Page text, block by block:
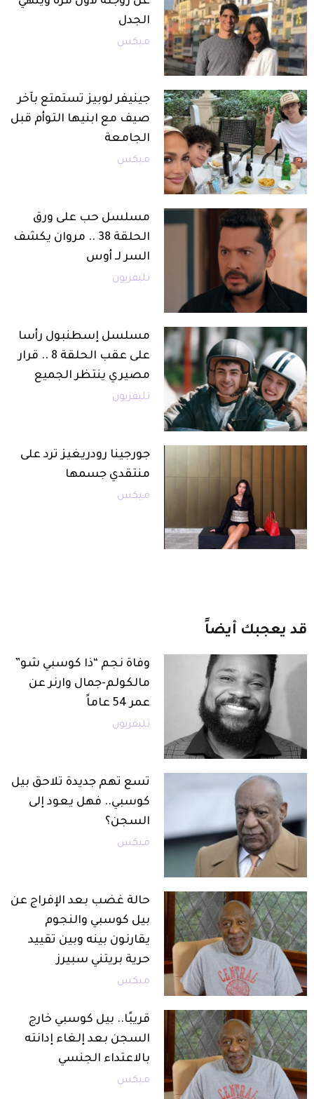
الجدل
ميكس
جينيفر لوبيز تستمتع بآخر
صيف مع ابنيها التوأم قبل
الجامعة
ميكس
مسلسل حب على ورق
الحلقة 38 .. مروان يكشف
السر لـ أوس
تليفزيون
مسلسل إسطنبول رأسا
على عقب الحلقة 8 .. قرار
مصيري ينتظر الجميع
تليفزيون
جورجينا رودريغيز ترد على
منتقدي جسمها
ميكس
قد يعجبك أيضاً
وفاة نجم “ذا كوسبي شو”
مالكولم-جمال وارنر عن
عمر 54 عاماً
تليفزيون
تسع تهم جديدة تلاحق بيل
كوسبي.. فهل يعود إلى
السجن؟
ميكس
حالة غضب بعد الإفراج عن
بيل كوسبي والنجوم
يقارنون بينه وبين تقييد
حرية بريتني سبيرز
ميكس
قريبًا.. بيل كوسبي خارج
السجن بعد إلغاء إدانته
بالاعتداء الجنسي
ميكس